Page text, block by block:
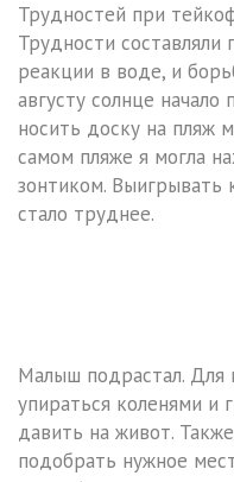
Трудностей при
Трудности составляли
реакции в воде, и
августу солнце
носить доску на пляж
самом пляже я могла
зонтиком. Выигрывать
стало труднее.
Малыш подрастал. Для
упираться коленями и
давить на живот.
подобрать нужное